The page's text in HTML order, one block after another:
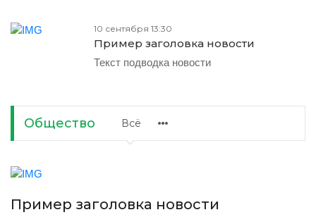
10 сентября 13:30
Пример заголовка новости
Текст подводка новости
Общество Всё
Пример заголовка новости